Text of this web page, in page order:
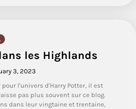
les Highlands
3, 2023
l'univers d'Harry Potter, il est
pas plus souvent sur ce blog.
dans leur vingtaine et trentaine,